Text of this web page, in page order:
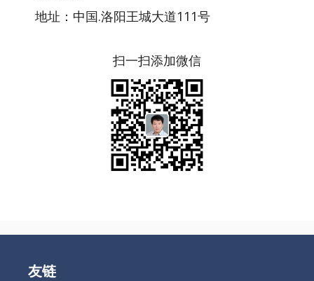
地址：中国.洛阳王城大道111号
扫一扫添加微信
友链